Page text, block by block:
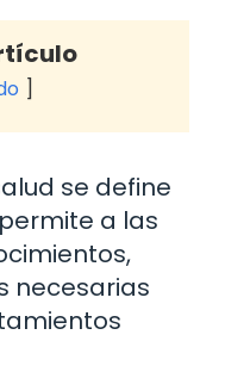
se define
a las
necesarias